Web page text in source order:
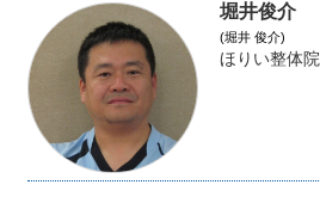
堀井俊介
(堀井 俊介)
ほりい整体院